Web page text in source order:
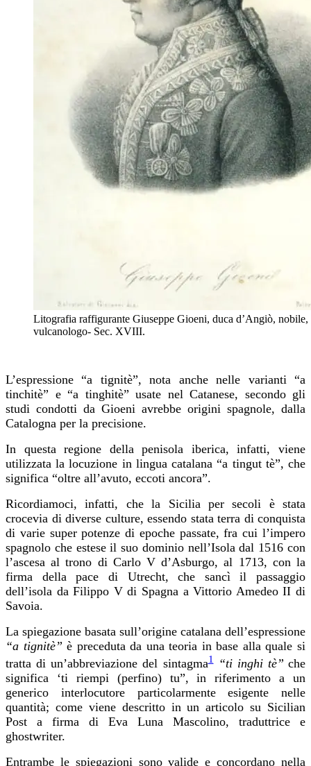
Litografia raffigurante Giuseppe Gioeni, duca d’Angiò, nobile,
vulcanologo- Sec. XVIII.
L’espressione “a tignitè”, nota anche nelle varianti “a
tinchitè” e “a tinghitè” usate nel Catanese, secondo gli
studi condotti da Gioeni avrebbe origini spagnole, dalla
Catalogna per la precisione.
In questa regione della penisola iberica, infatti, viene
utilizzata la locuzione in lingua catalana“a tingut tè”, che
significa “oltre all’avuto, eccoti ancora”.
Ricordiamoci, infatti, che la Sicilia per secoli è stata
crocevia di diverse culture, essendo stata terra di conquista
di varie super potenze di epoche passate, fra cui l’impero
spagnolo che estese il suo dominio nell’Isola dal 1516 con
l’ascesa al trono di Carlo V d’Asburgo,al 1713, con la
firma della pace di Utrecht, che sancì il passaggio
dell’isola da Filippo Vdi Spagna a Vittorio Amedeo II di
Savoia.
La spiegazione basata sull’origine catalana dell’espressione
“a tignitè” è preceduta da una teoria in base alla quale si
tratta di un’abbreviazione del sintagma1 “ti inghi tè” che
significa ‘ti riempi (perfino) tu”, in riferimento a un
generico interlocutore particolarmente esigente nelle
quantità; come viene descritto in un articolo su Sicilian
Post a firma di Eva Luna Mascolino, traduttrice e
ghostwriter.
Entrambe le spiegazioni sono valide e concordano nella